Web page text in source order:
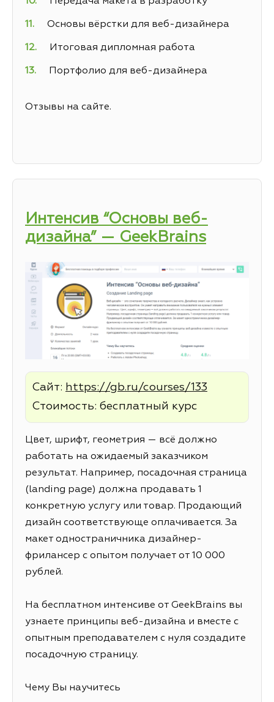
Основы вёрстки для веб-дизайнера
Итоговая дипломная работа
Портфолио для веб-дизайнера
Отзывы на сайте.
Интенсив “Основы веб-
дизайна” — GeekBrains
Сайт: https://gb.ru/courses/133
Стоимость: бесплатный курс
Цвет, шрифт, геометрия — всё должно
работать на ожидаемый заказчиком
результат. Например, посадочная страница
(landing page) должна продавать 1
конкретную услугу или товар. Продающий
дизайн соответствующе оплачивается. За
макет одностраничника дизайнер-
фрилансер с опытом получает от 10 000
рублей.
На бесплатном интенсиве от GeekBrains вы
узнаете принципы веб-дизайна и вместе с
опытным преподавателем с нуля создадите
посадочную страницу.
Чему Вы научитесь